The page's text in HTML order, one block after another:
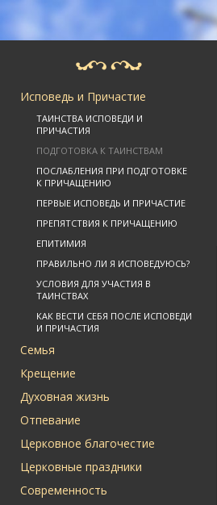
Исповедь и Причастие
ТАИНСТВА ИСПОВЕДИ И
ПРИЧАСТИЯ
ПОДГОТОВКА К ТАИНСТВАМ
ПОСЛАБЛЕНИЯ ПРИ ПОДГОТОВКЕ
К ПРИЧАЩЕНИЮ
ПЕРВЫЕ ИСПОВЕДЬ И ПРИЧАСТИЕ
ПРЕПЯТСТВИЯ К ПРИЧАЩЕНИЮ
ЕПИТИМИЯ
ПРАВИЛЬНО ЛИ Я ИСПОВЕДУЮСЬ?
УСЛОВИЯ ДЛЯ УЧАСТИЯ В
ТАИНСТВАХ
КАК ВЕСТИ СЕБЯ ПОСЛЕ ИСПОВЕДИ
И ПРИЧАСТИЯ
Семья
Крещение
Духовная жизнь
Отпевание
Церковное благочестие
Церковные праздники
Современность